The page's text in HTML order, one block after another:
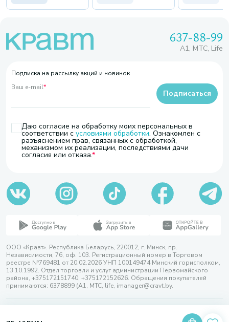
637-88-99
A1, МТС, Life
Подписка на рассылку акций и новинок
Ваш e-mail*
Даю согласие на обработку моих персональных в
соответствии с условиями обработки. Ознакомлен с
разъяснением прав, связанных с обработкой,
механизмом их реализации, последствиями дачи
согласия или отказа.
Подписаться
ООО «Кравт». Республика Беларусь, 220012, г. Минск, пр.
Независимости, 76, оф. 103. Регистрационный номер в Торговом
реестре №769481 от 20.02.2026 УНП 100149474 Минский горисполком,
13.10.1992. Отдел торговли и услуг администрации Первомайского
района, +375172151740; +375172152626. Обращения покупателей
принимаются: 6378899 (А1, МТС, life, imanager@cravt.by.